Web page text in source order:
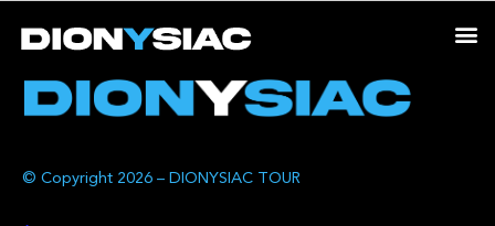
© Copyright 2026 – DIONYSIAC TOUR